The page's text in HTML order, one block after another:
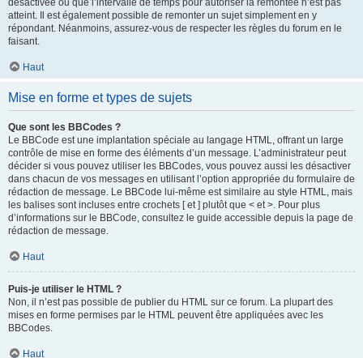
désactivée ou que l’intervalle de temps pour autoriser la remontée n’est pas
atteint. Il est également possible de remonter un sujet simplement en y
répondant. Néanmoins, assurez-vous de respecter les règles du forum en le
faisant.
Haut
Mise en forme et types de sujets
Que sont les BBCodes ?
Le BBCode est une implantation spéciale au langage HTML, offrant un large
contrôle de mise en forme des éléments d’un message. L’administrateur peut
décider si vous pouvez utiliser les BBCodes, vous pouvez aussi les désactiver
dans chacun de vos messages en utilisant l’option appropriée du formulaire de
rédaction de message. Le BBCode lui-même est similaire au style HTML, mais
les balises sont incluses entre crochets [ et ] plutôt que < et >. Pour plus
d’informations sur le BBCode, consultez le guide accessible depuis la page de
rédaction de message.
Haut
Puis-je utiliser le HTML ?
Non, il n’est pas possible de publier du HTML sur ce forum. La plupart des
mises en forme permises par le HTML peuvent être appliquées avec les
BBCodes.
Haut